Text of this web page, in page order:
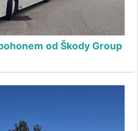
od Škody Group